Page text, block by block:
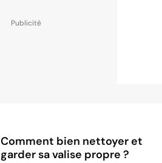
Comment bien nettoyer et
garder sa valise propre ?